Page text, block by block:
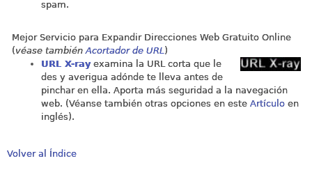
spam.
Mejor Servicio para Expandir Direcciones Web Gratuito Online
(véase tambiénAcortador de URL)
URL X-rayexamina la URL corta que le
des y averigua adónde te lleva antes de
pinchar en ella. Aporta más seguridad a la navegación
web. (Véanse también otras opciones en este Artículoen
inglés).
Volver al Índice